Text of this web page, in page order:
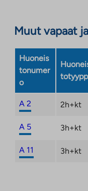
Muut vapaat
Huoneis
tonumer
o
A 2 2h+kt
A 5 3h+kt
A 11 3h+kt